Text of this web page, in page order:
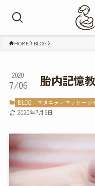
HOME BLOG
胎内記憶
2020
7/06
BLOG マタニティマッサージ
2020年7月6日